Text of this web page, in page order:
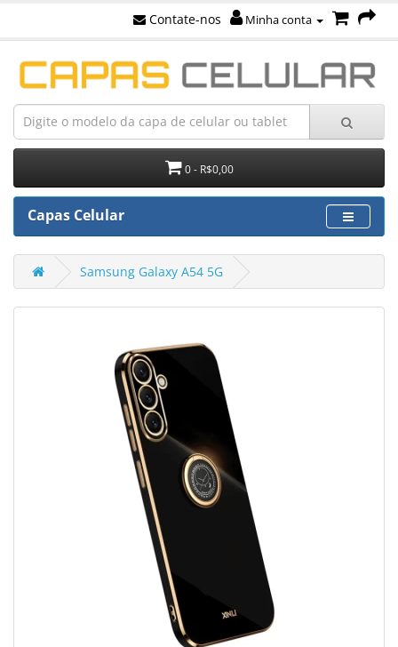
Contate-nos Minha conta
0 - R$0,00
Capas Celular
Samsung Galaxy A54 5G